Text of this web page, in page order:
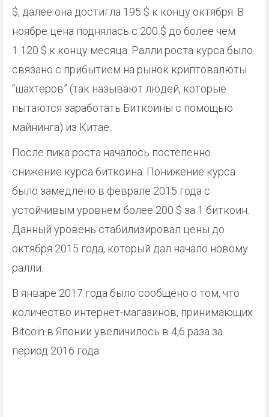
$, далее она достигла 195 $ к концу октября. В
ноябре цена поднялась с 200 $ до более чем
1 120 $ к концу месяца. Ралли роста курса было
связано с прибытием на рынок криптовалюты
“шахтеров” (так называют людей, которые
пытаются заработать Биткоины с помощью
майнинга) из Китае.
После пика роста началось постепенно
снижение курса биткоина. Понижение курса
было замедлено в феврале 2015 года с
устойчивым уровнем более 200 $ за 1 биткоин.
Данный уровень стабилизировал цены до
октября 2015 года, который дал начало новому
ралли.
В январе 2017 года было сообщено о том, что
количество интернет-магазинов, принимающих
Bitcoin в Японии увеличилось в 4,6 раза за
период 2016 года.